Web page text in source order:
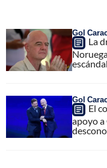
Gol
La
Gol
El
apoyo